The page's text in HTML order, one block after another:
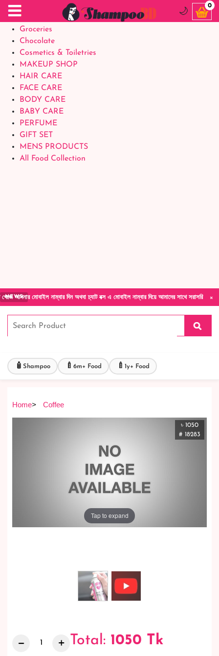
Food Supplements
Baby Foods
Groceries
Chocolate
Cosmetics & Toiletries
MAKEUP SHOP
HAIR CARE
FACE CARE
BODY CARE
BABY CARE
PERFUME
GIFT SET
MENS PRODUCTS
All Food Collection
×
NEWSনাম্বার দিন অথবা চ্যাট বক্স এ মোবাইল নাম্বার দিয়ে আমাদের সাথে সরাসরি কথা বলুন|
🌙
0
🧴 Shampoo 🍼 6m+ Food 🍼 1y+ Food
Home> Coffee
৳ 1050
# 18283
Tap to expand
Total: 1050 Tk